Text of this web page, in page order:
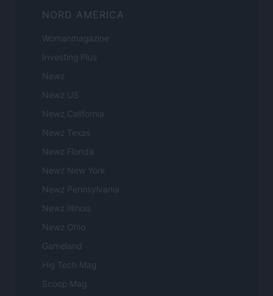
NORD AMERICA
Womanmagazine
Investing Plus
Newz
Newz US
Newz California
Newz Texas
Newz Florida
Newz New York
Newz Pennsylvania
Newz Illinois
Newz Ohio
Gameland
Hig Tech Mag
Scoop Mag